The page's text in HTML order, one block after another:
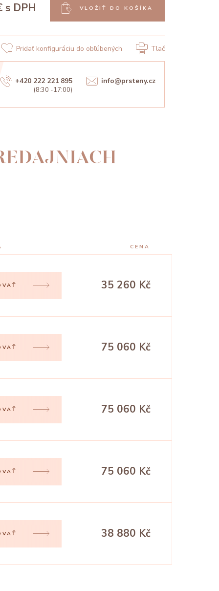
s DPH VLOŽIŤ DO KOŠÍKA
Pridať konfiguráciu do obľúbených Tlač
+420 222 221 895
(8:30 -17:00)
info@prsteny.cz
CENA
35 260 Kč
75 060 Kč
75 060 Kč
75 060 Kč
38 880 Kč